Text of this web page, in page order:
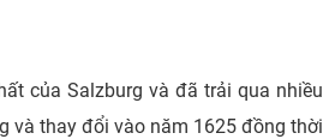
của Salzburg và đã trải qua nhiều
và thay đổi vào năm 1625 đồng thời